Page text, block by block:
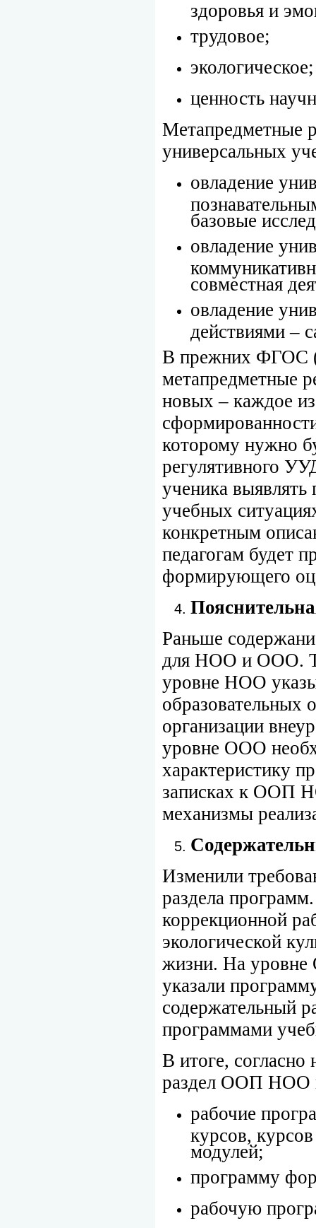
здоровья и
трудовое;
экологическое;
ценность
Метапредметные
универсальных
овладение
базовые
овладение
совместная
овладение
действиями –
В прежних ФГОС
метапредметные
новых – каждое
которому нужно
регулятивного
ученика
учебных
конкретным
педагогам будет
формирующего
Раньше
для НОО и ООО.
уровне НОО
организации
уровне ООО
характеристику
записках к ООП
механизмы
Изменили
раздела
коррекционной
экологической
жизни. На
указали
содержательный
программами
В итоге,
раздел ООП НОО
рабочие
курсов,
модулей;
программу
рабочую